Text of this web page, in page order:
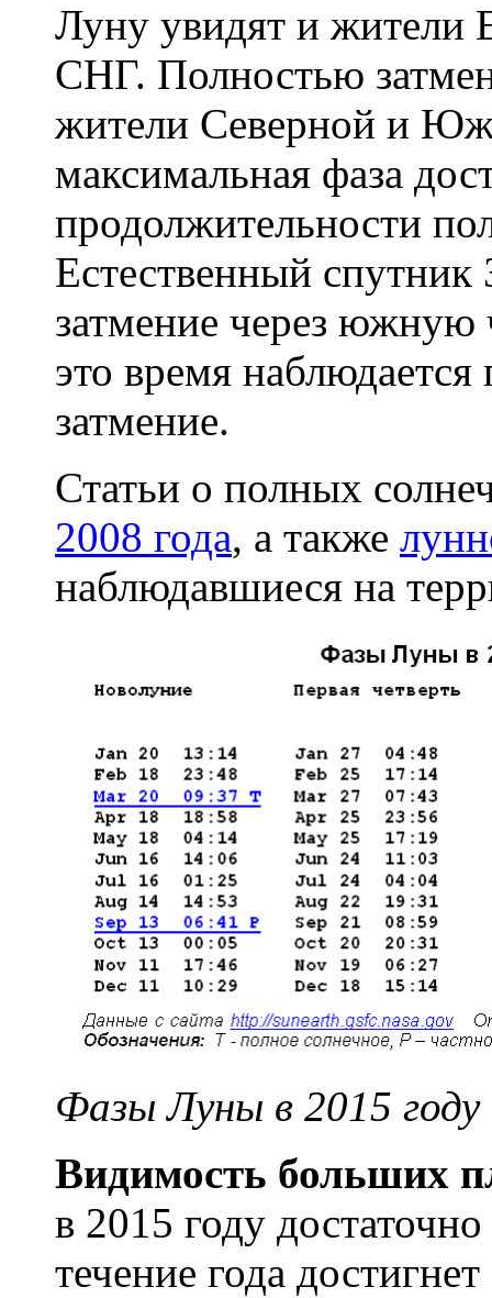
Луну увидят и жители
СНГ. Полностью
жители Северной и
максимальная фаза
продолжительности
Естественный спутник
затмение через
это время
затмение.
Статьи о полных
2008 года, а также
наблюдавшиеся на
Фазы Луны в 2015
Видимость больших
в 2015 году
течение года